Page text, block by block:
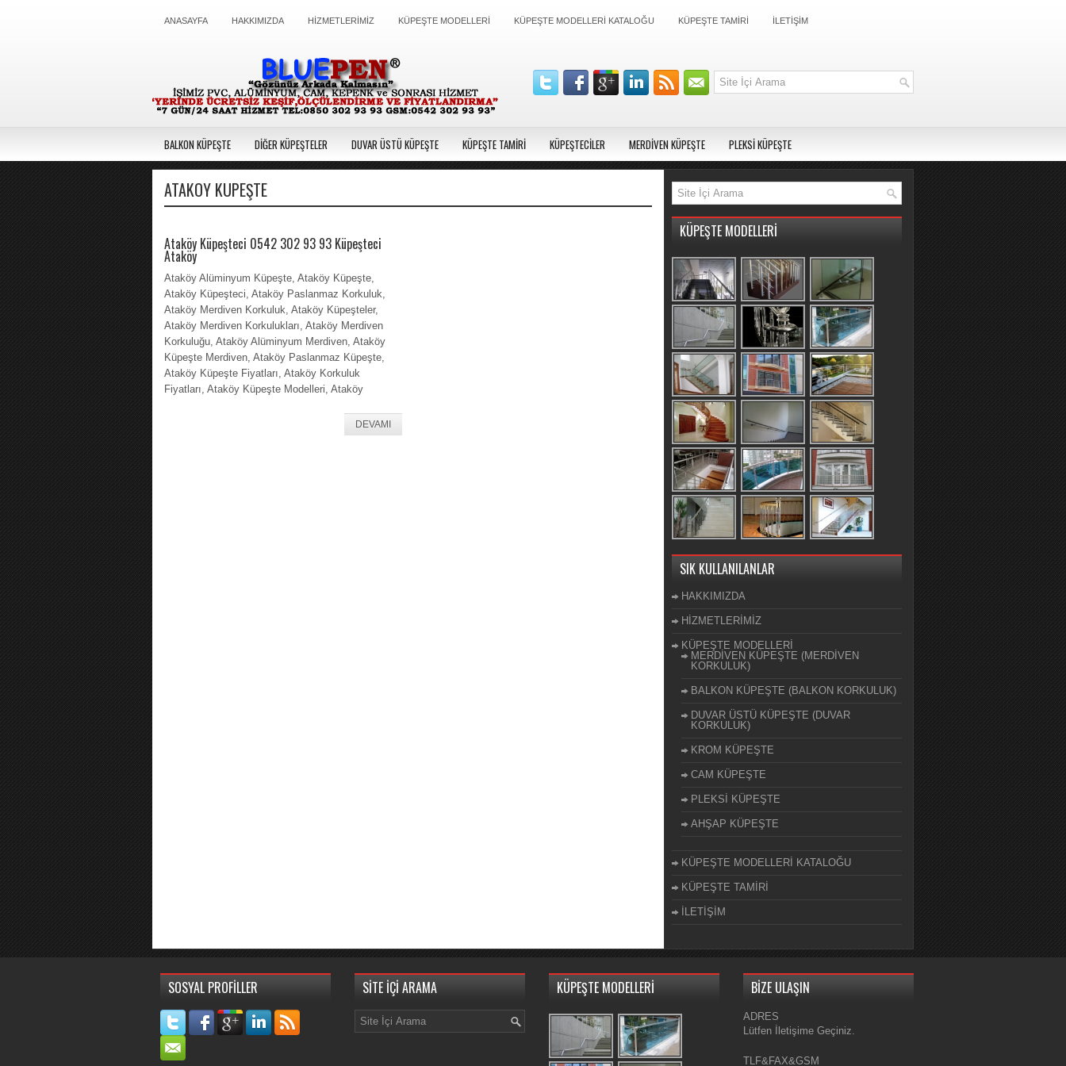
ANASAYFA HAKKIMIZDA HİZMETLERİMİZ KÜPEŞTE MODELLERİ KÜPEŞTE MODELLERİ KATALOĞU KÜPEŞTE TAMİRİ İLETİŞİM
BALKON KÜPEŞTE DİĞER KÜPEŞTELER DUVAR ÜSTÜ KÜPEŞTE KÜPEŞTE TAMİRİ KÜPEŞTECİLER MERDİVEN KÜPEŞTE PLEKSİ KÜPEŞTE
ATAKÖY KÜPEŞTE
Ataköy Küpeşteci 0542 302 93 93 Küpeşteci
Ataköy
Ataköy Alüminyum Küpeşte, Ataköy Küpeşte,
Ataköy Küpeşteci, Ataköy Paslanmaz Korkuluk,
Ataköy Merdiven Korkuluk, Ataköy Küpeşteler,
Ataköy Merdiven Korkulukları, Ataköy Merdiven
Korkuluğu, Ataköy Alüminyum Merdiven, Ataköy
Küpeşte Merdiven, Ataköy Paslanmaz Küpeşte,
Ataköy Küpeşte Fiyatları, Ataköy Korkuluk
Fiyatları, Ataköy Küpeşte Modelleri, Ataköy
DEVAMI
KÜPEŞTE MODELLERİ
SIK KULLANILANLAR
HAKKIMIZDA
HİZMETLERİMİZ
KÜPEŞTE MODELLERİ
MERDİVEN KÜPEŞTE (MERDİVEN
KORKULUK)
BALKON KÜPEŞTE (BALKON KORKULUK)
DUVAR ÜSTÜ KÜPEŞTE (DUVAR
KORKULUK)
KROM KÜPEŞTE
CAM KÜPEŞTE
PLEKSİ KÜPEŞTE
AHŞAP KÜPEŞTE
KÜPEŞTE MODELLERİ KATALOĞU
KÜPEŞTE TAMİRİ
İLETİŞİM
SOSYAL PROFİLLER SİTE İÇİ ARAMA KÜPEŞTE MODELLERİ BİZE ULAŞIN
ADRES
Lütfen İletişime Geçiniz.
TLF&FAX&GSM